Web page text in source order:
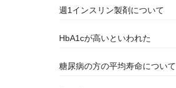
週1インスリン製剤について
HbA1cが高いといわれた
糖尿病の方の平均寿命について